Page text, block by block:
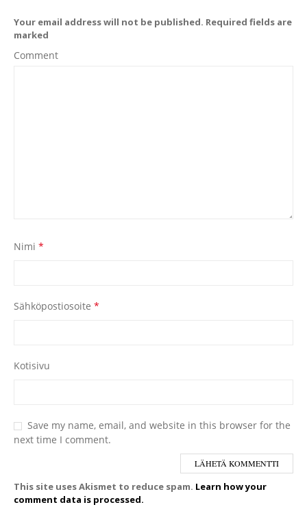
Your email address will not be published. Required fields are
marked
Comment
Nimi *
Sähköpostiosoite *
Kotisivu
Save my name, email, and website in this browser for the
next time I comment.
This site uses Akismet to reduce spam. Learn how your
comment data is processed.